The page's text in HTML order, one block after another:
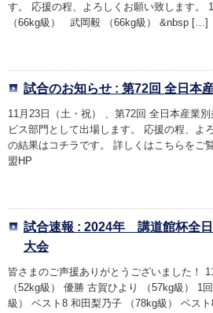
す。 応援の程、よろしくお願い致します
（66kg級） 武岡毅 （66kg級） &nbsp […]
試合のお知らせ : 第72回 全日本
11月23日（土・祝） 、第72回 全日本産業
ビス部門として出場します。 応援の程、よ
の結果はコチラです。 詳しくはこちらをご
盟HP
試合速報 : 2024年 講道館杯全
大会
皆さまのご声援ありがとうございました！
（52kg級） 優勝 古賀ひより （57kg級） 1
級） ベスト8 和田梨乃子 （78kg級） ベス